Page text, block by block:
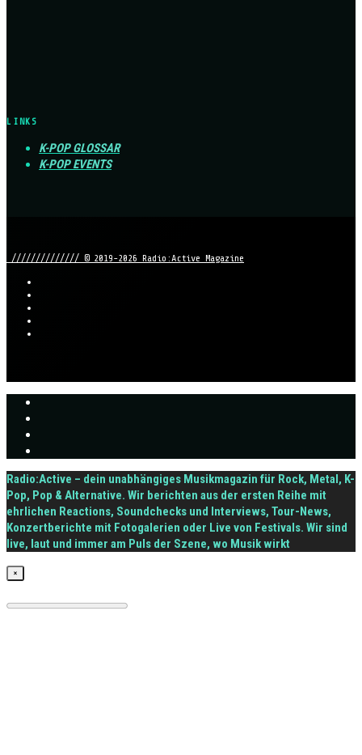
LINKS
K-POP GLOSSAR
K-POP EVENTS
////////////// © 2019-2026 Radio:Active Magazine
Radio:Active – dein unabhängiges Musikmagazin für Rock, Metal, K-
Pop, Pop & Alternative. Wir berichten aus der ersten Reihe mit
ehrlichen Reactions, Soundchecks und Interviews, Tour-News,
Konzertberichte mit Fotogalerien oder Live von Festivals. Wir sind
live, laut und immer am Puls der Szene, wo Musik wirkt
×